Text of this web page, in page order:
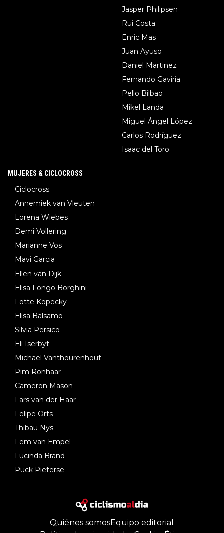
Jasper Philipsen
Rui Costa
Enric Mas
Juan Ayuso
Daniel Martinez
Fernando Gaviria
Pello Bilbao
Mikel Landa
Miguel Ángel López
Carlos Rodríguez
Isaac del Toro
MUJERES & CICLOCROSS
Ciclocross
Annemiek van Vleuten
Lorena Wiebes
Demi Vollering
Marianne Vos
Mavi Garcia
Ellen van Dijk
Elisa Longo Borghini
Lotte Kopecky
Elisa Balsamo
Silvia Persico
Eli Iserbyt
Michael Vanthourenhout
Pim Ronhaar
Cameron Mason
Lars van der Haar
Felipe Orts
Thibau Nys
Fem van Empel
Lucinda Brand
Puck Pieterse
Quiénes somosEquipo editorial